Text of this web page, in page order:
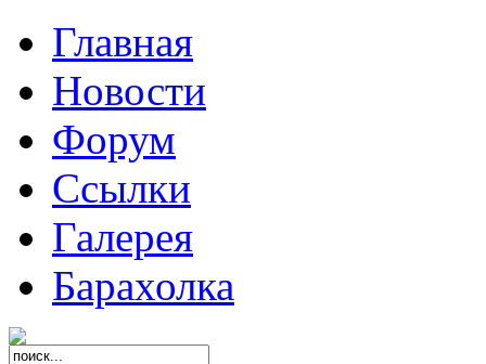
Главная
Новости
Форум
Ссылки
Галерея
Барахолка